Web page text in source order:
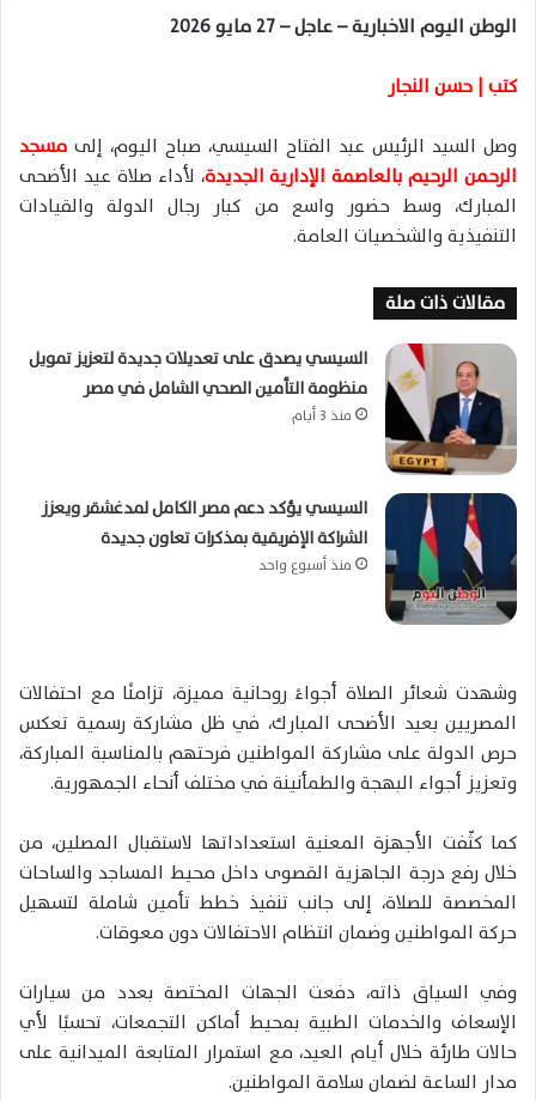
و
ا
الوطن اليوم الاخبارية – عاجل – 27 مايو 2026
كتب | حسن النجار
وصل السيد الرئيس عبد الفتاح السيسي، صباح اليوم، إلى مسجد
الرحمن الرحيم بالعاصمة الإدارية الجديدة، لأداء صلاة عيد الأضحى
المبارك، وسط حضور واسع من كبار رجال الدولة والقيادات
التنفيذية والشخصيات العامة.
مقالات ذات صلة
السيسي يصدق على تعديلات جديدة لتعزيز تمويل
منظومة التأمين الصحي الشامل في مصر
منذ 3 أيام
السيسي يؤكد دعم مصر الكامل لمدغشقر ويعزز
الشراكة الإفريقية بمذكرات تعاون جديدة
منذ أسبوع واحد
وشهدت شعائر الصلاة أجواءً روحانية مميزة، تزامنًا مع احتفالات
المصريين بعيد الأضحى المبارك، في ظل مشاركة رسمية تعكس
حرص الدولة على مشاركة المواطنين فرحتهم بالمناسبة المباركة،
وتعزيز أجواء البهجة والطمأنينة في مختلف أنحاء الجمهورية.
كما كثّفت الأجهزة المعنية استعداداتها لاستقبال المصلين، من
خلال رفع درجة الجاهزية القصوى داخل محيط المساجد والساحات
المخصصة للصلاة، إلى جانب تنفيذ خطط تأمين شاملة لتسهيل
حركة المواطنين وضمان انتظام الاحتفالات دون معوقات.
وفي السياق ذاته، دفعت الجهات المختصة بعدد من سيارات
الإسعاف والخدمات الطبية بمحيط أماكن التجمعات، تحسبًا لأي
حالات طارئة خلال أيام العيد، مع استمرار المتابعة الميدانية على
مدار الساعة لضمان سلامة المواطنين.